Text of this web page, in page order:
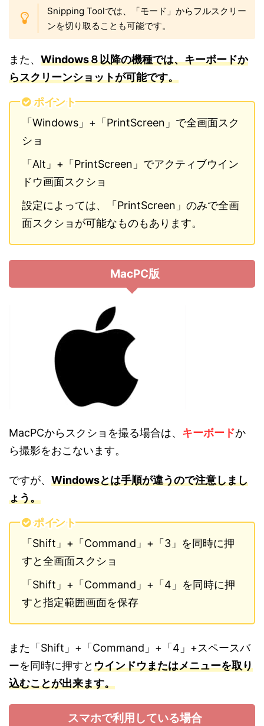
Snipping Toolでは、「モード」からフルスクリー
ンを切り取ることも可能です。
また、 Windows８以降の機種では、キーボードか
らスクリーンショットが可能です。
ポイント
「Windows」+「PrintScreen」で全画面スク
ショ
「Alt」+「PrintScreen」でアクティブウイン
ドウ画面スクショ
設定によっては、「PrintScreen」のみで全画
面スクショが可能なものもあります。
MacPC版
MacPCからスクショを撮る場合は、 キーボードか
ら撮影をおこないます。
ですが、 Windowsとは手順が違うので注意しまし
ょう。
ポイント
「Shift」+「Command」+「3」を同時に押
すと全画面スクショ
「Shift」+「Command」+「4」を同時に押
すと指定範囲画面を保存
また「Shift」+「Command」+「4」+スペースバ
ーを同時に押すとウインドウまたはメニューを取り
込むことが出来ます。
スマホで利用している場合